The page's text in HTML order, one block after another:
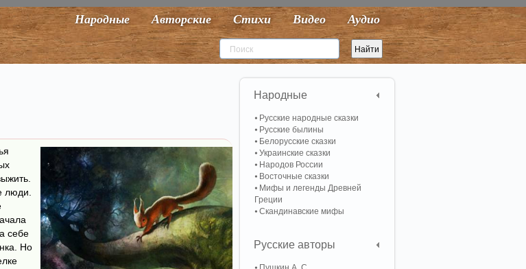
Народные Авторские Стихи Видео Аудио
люди.
себе
Но
Народные
Русские народные сказки
Русские былины
Белорусские сказки
Украинские сказки
Народов России
Восточные сказки
Мифы и легенды Древней
Греции
Скандинавские мифы
Русские авторы